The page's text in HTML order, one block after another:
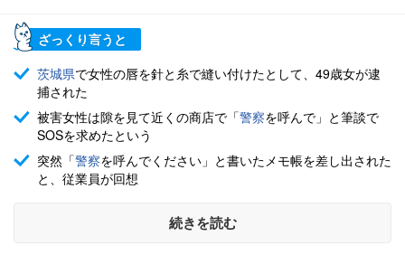
ざっくり言うと
茨城県で女性の唇を針と糸で縫い付けたとして、49歳女が逮
捕された
被害女性は隙を見て近くの商店で「警察を呼んで」と筆談で
SOSを求めたという
突然「警察を呼んでください」と書いたメモ帳を差し出された
と、従業員が回想
続きを読む